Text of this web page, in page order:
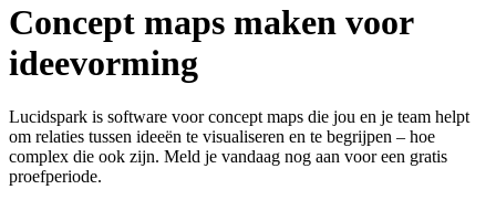
Concept maps maken voor
ideevorming
Lucidspark is software voor concept maps die jou en je team helpt
om relaties tussen ideeën te visualiseren en te begrijpen – hoe
complex die ook zijn. Meld je vandaag nog aan voor een gratis
proefperiode.